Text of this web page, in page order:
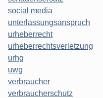
social media
unterlassungsanspruch
urheberrecht
urheberrechtsverletzung
urhg
uwg
verbraucher
verbraucherschutz